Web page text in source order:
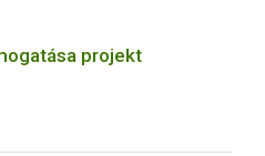
projekt